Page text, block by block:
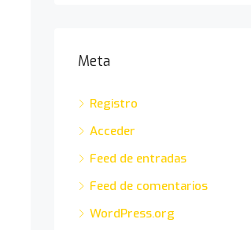
Meta
Registro
Acceder
Feed de entradas
Feed de comentarios
WordPress.org